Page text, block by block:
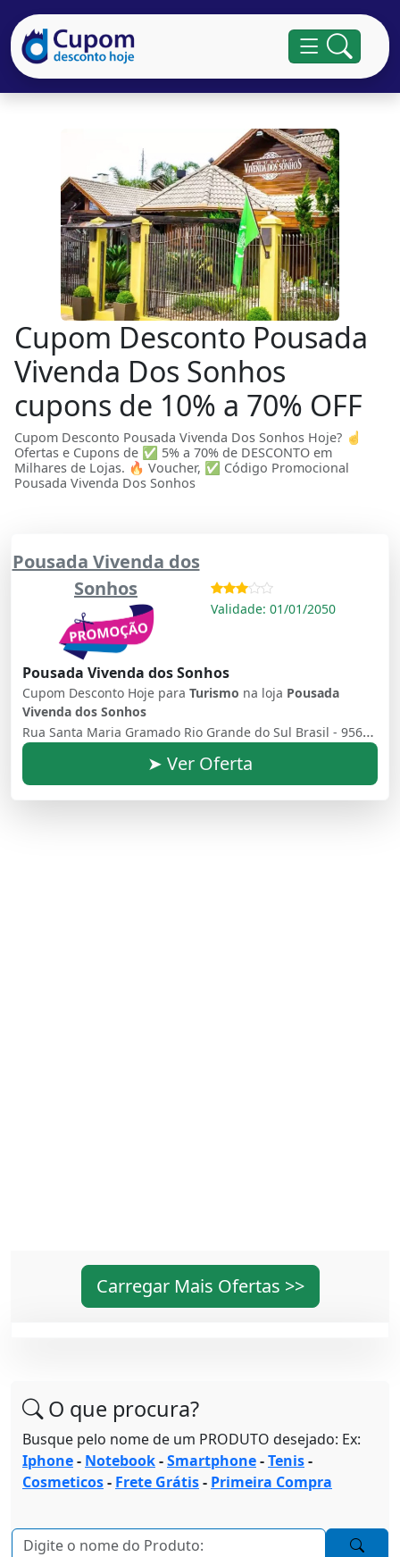
Cupom Desconto Pousada
Vivenda Dos Sonhos
cupons de 10% a 70% OFF
Cupom Desconto Pousada Vivenda Dos Sonhos Hoje? ☝
Ofertas e Cupons de ✅ 5% a 70% de DESCONTO em
Milhares de Lojas. 🔥 Voucher, ✅ Código Promocional
Pousada Vivenda Dos Sonhos
Pousada Vivenda dos
Sonhos
Validade: 01/01/2050
Pousada Vivenda dos Sonhos
Cupom Desconto Hoje para Turismo na loja Pousada
Vivenda dos Sonhos
Rua Santa Maria Gramado Rio Grande do Sul Brasil - 95670000
➤ Ver Oferta
Carregar Mais Ofertas >>
O que procura?
Busque pelo nome de um PRODUTO desejado: Ex:
Iphone- Notebook-Smartphone-Tenis-
Cosmeticos- Frete Grátis- Primeira Compra